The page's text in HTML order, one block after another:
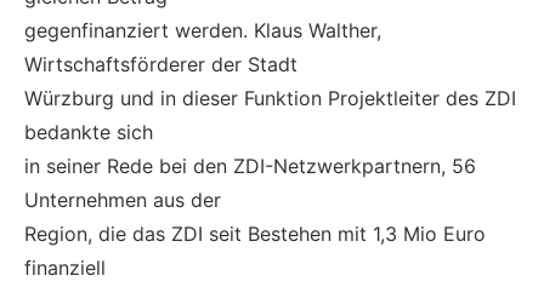
gegenfinanziert werden. Klaus Walther,
Wirtschaftsförderer der Stadt
Würzburg und in dieser Funktion Projektleiter des ZDI
bedankte sich
in seiner Rede bei den ZDI-Netzwerkpartnern, 56
Unternehmen aus der
Region, die das ZDI seit Bestehen mit 1,3 Mio Euro
finanziell